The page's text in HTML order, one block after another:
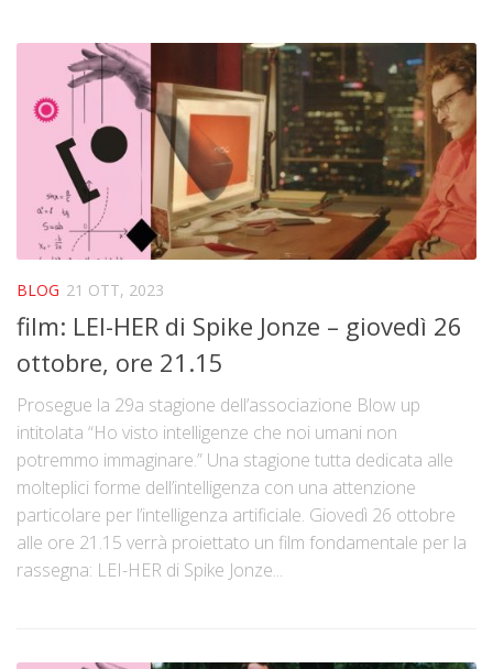
BLOG 21 OTT, 2023
film: LEI-HER di Spike Jonze – giovedì 26
ottobre, ore 21.15
Prosegue la 29a stagione dell’associazione Blow up
intitolata “Ho visto intelligenze che noi umani non
potremmo immaginare.” Una stagione tutta dedicata alle
molteplici forme dell’intelligenza con una attenzione
particolare per l’intelligenza artificiale. Giovedì 26 ottobre
alle ore 21.15 verrà proiettato un film fondamentale per la
rassegna: LEI-HER di Spike Jonze...